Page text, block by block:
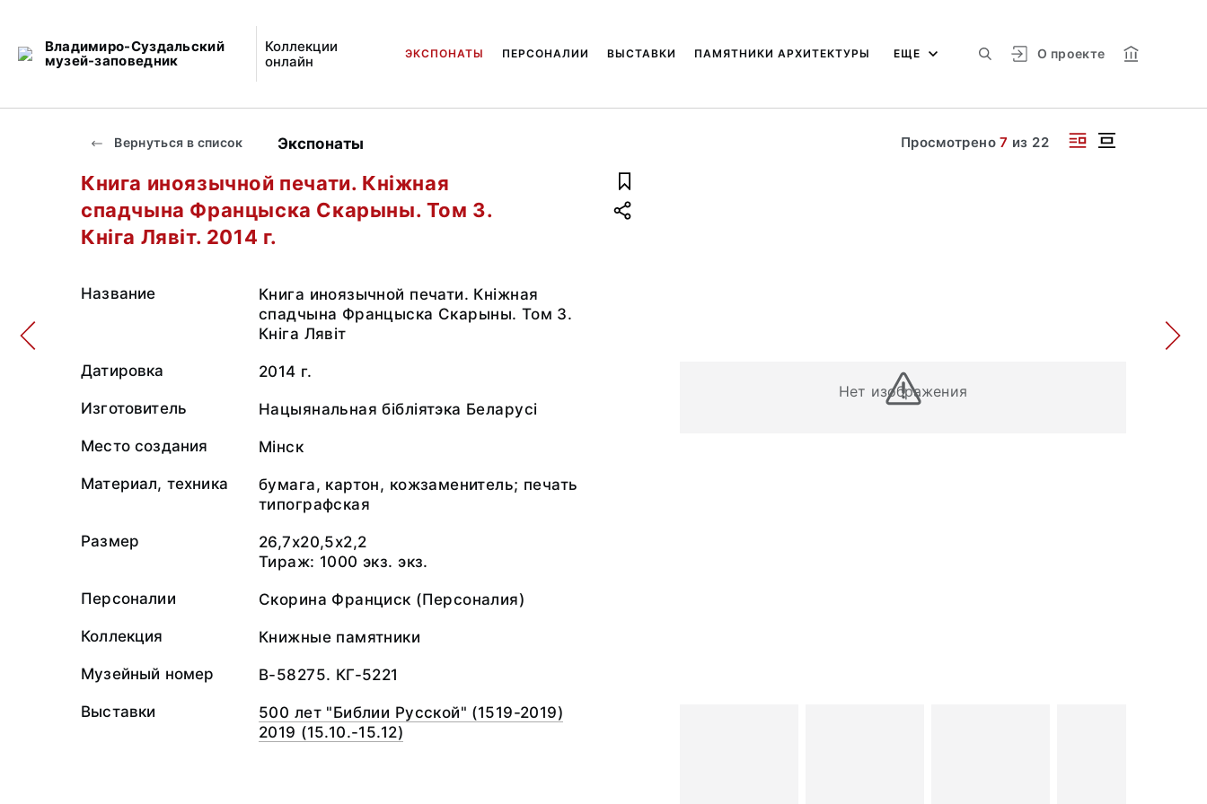
Владимиро-Суздальский
музей-заповедник
Коллекции
онлайн
О проекте
ЭКСПОНАТЫ ПЕРСОНАЛИИ ВЫСТАВКИ ПАМЯТНИКИ АРХИТЕКТУРЫ ЕЩЕ
Вернуться в список Экспонаты Просмотрено7 из 22
Нет изображения
Книга иноязычной печати. Кнiжная
спадчына Францыска Скарыны. Том 3.
Кнiга Лявiт. 2014 г.
Название
Книга иноязычной печати. Кнiжная
спадчына Францыска Скарыны. Том 3.
Кнiга Лявiт
Датировка 2014 г.
Изготовитель Нацыянальная бiблiятэка Беларусi
Место создания Мiнск
Материал, техника
бумага, картон, кожзаменитель; печать
типографская
Размер
26,7x20,5x2,2
Тираж: 1000 экз. экз.
Персоналии Скорина Франциск (Персоналия)
Коллекция Книжные памятники
Музейный номер В-58275. КГ-5221
Выставки
500 лет "Библии Русской" (1519-2019)
2019 (15.10.-15.12)